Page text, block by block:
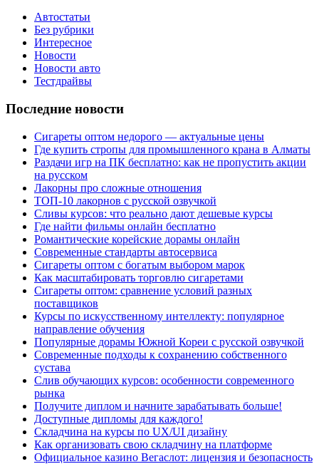
Автостатьи
Без рубрики
Интересное
Новости
Новости авто
Тестдрайвы
Последние новости
Сигареты оптом недорого — актуальные цены
Где купить стропы для промышленного крана в Алматы
Раздачи игр на ПК бесплатно: как не пропустить акции
на русском
Лакорны про сложные отношения
ТОП-10 лакорнов с русской озвучкой
Сливы курсов: что реально дают дешевые курсы
Где найти фильмы онлайн бесплатно
Романтические корейские дорамы онлайн
Современные стандарты автосервиса
Сигареты оптом с богатым выбором марок
Как масштабировать торговлю сигаретами
Сигареты оптом: сравнение условий разных
поставщиков
Курсы по искусственному интеллекту: популярное
направление обучения
Популярные дорамы Южной Кореи с русской озвучкой
Современные подходы к сохранению собственного
сустава
Слив обучающих курсов: особенности современного
рынка
Получите диплом и начните зарабатывать больше!
Доступные дипломы для каждого!
Складчина на курсы по UX/UI дизайну
Как организовать свою складчину на платформе
Официальное казино Вегаслот: лицензия и безопасность